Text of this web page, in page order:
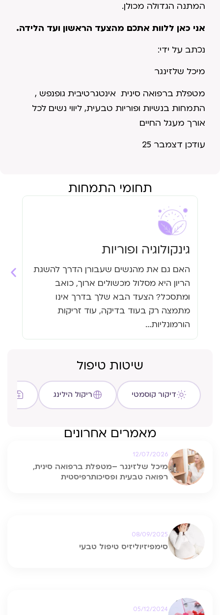
המתנה הגדולה מכולן.
אני כאן ללוות אתכם מהצעד הראשון ועד הלידה.
נכתב על ידי:
מיכל שלזינגר
מטפלת ברפואה סינית אינטגרטיבית גופנפש ,
התמחות בנשיות ופוריות טבעית, ליווי נשים לכל
אורך מעגל החיים
עודכן דצמבר 25
תחומי התמחות
גינקולוגיה ופוריות
האם גם את מהנשים שעבורן הדרך להשגת
הריון היא מסלול מכשולים ארוך, כואב
ומתסכל? הצעד הבא שלך בדרך אינו
מתמצה רק בעוד בדיקה, עוד זריקות
הורמונליות...
שיטות טיפול
דיקור קוסמטי ריקול הילינג
מאמרים אחרונים
מיכל שלזינגר –מטפלת ברפואה סינית,
רפואה טבעית ופסיכותרפיסטית
12/07/2026
סימפיזיוליזיס טיפול טבעי
08/09/2025
05/12/2024